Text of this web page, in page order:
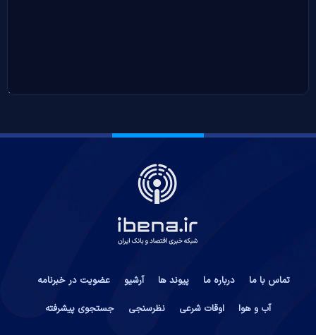
تماس با ما درباره ما پیوند ها آرشیو
عضویت در خبرنامه
آب و هوا
اوقات شرعی نظرسنجی جستجوی پیشرفته